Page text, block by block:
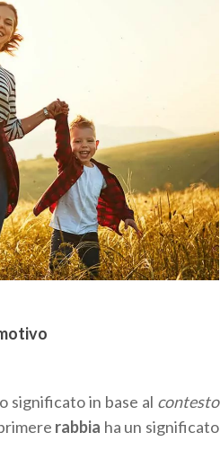
significato in base al contesto
rabbia ha un significato